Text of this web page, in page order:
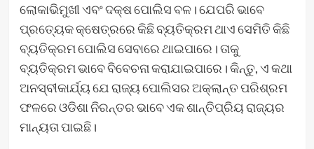
ଲୋକାଭିମୁଖୀ ଏବଂ ଦକ୍ଷ ପୋଲିସ ବଳ। ଯେପରି ଭାବେ
ପ୍ରତ୍ୟେକ କ୍ଷେତ୍ରରେ କିଛି ବ୍ୟତିକ୍ରମ ଥାଏ ସେମିତି କିଛି
ବ୍ୟତିକ୍ରମ ପୋଲିସ ସେବାରେ ଥାଇପାରେ। ତାକୁ
ବ୍ୟତିକ୍ରମ ଭାବେ ବିବେଚନା କରାଯାଇପାରେ। କିନ୍ତୁ, ଏ କଥା
ଅନସ୍ବୀକାର୍ଯ୍ୟ ଯେ ରାଜ୍ୟ ପୋଲିସର ଅକ୍ଲାନ୍ତ ପରିଶ୍ରମ
ଫଳରେ ଓଡିଶା ନିରନ୍ତର ଭାବେ ଏକ ଶାନ୍ତିପ୍ରିୟ ରାଜ୍ୟର
ମାନ୍ୟତା ପାଇଛି।